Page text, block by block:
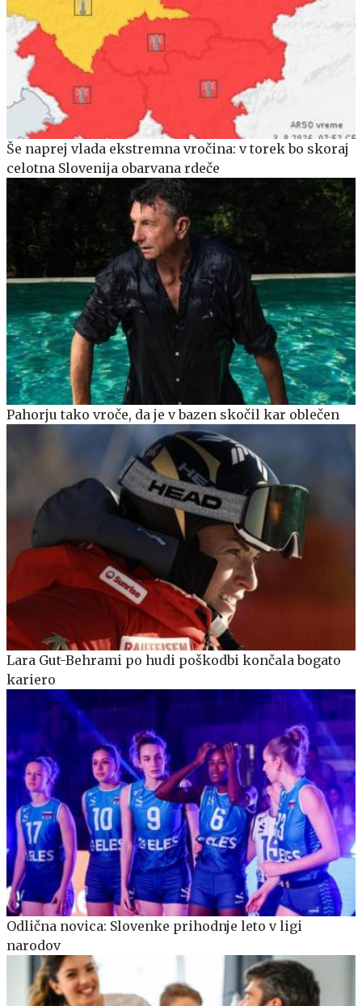
Še naprej vlada ekstremna vročina: v torek bo skoraj
celotna Slovenija obarvana rdeče
Pahorju tako vroče, da je v bazen skočil kar oblečen
Lara Gut-Behrami po hudi poškodbi končala bogato
kariero
Odlična novica: Slovenke prihodnje leto v ligi
narodov